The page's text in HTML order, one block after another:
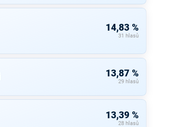
14,83 %
31 hlasů
13,87 %
29 hlasů
13,39 %
28 hlasů